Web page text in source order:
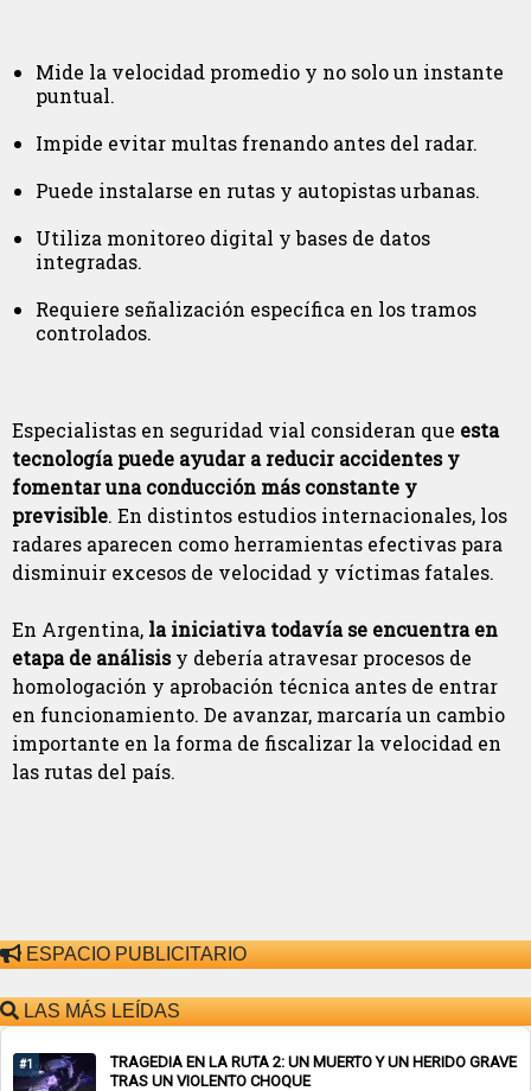
Mide la velocidad promedio y no solo un instante
puntual.
Impide evitar multas frenando antes del radar.
Puede instalarse en rutas y autopistas urbanas.
Utiliza monitoreo digital y bases de datos
integradas.
Requiere señalización específica en los tramos
controlados.
Especialistas en seguridad vial consideran que esta
tecnología puede ayudar a reducir accidentes y
fomentar una conducción más constante y
previsible. En distintos estudios internacionales, los
radares aparecen como herramientas efectivas para
disminuir excesos de velocidad y víctimas fatales.
En Argentina, la iniciativa todavía se encuentra en
etapa de análisisy debería atravesar procesos de
homologación y aprobación técnica antes de entrar
en funcionamiento. De avanzar, marcaría un cambio
importante en la forma de fiscalizar la velocidad en
las rutas del país.
ESPACIO PUBLICITARIO
LAS MÁS LEÍDAS
#1
TRAGEDIA EN LA RUTA 2: UN MUERTO Y UN HERIDO GRAVE
TRAS UN VIOLENTO CHOQUE